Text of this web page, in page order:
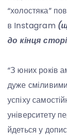
“холостяка”
в Instagram
до кінця
“З юних років
дуже
успіху
університету
йдеться у